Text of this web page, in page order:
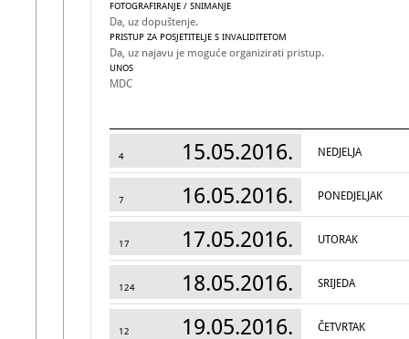
FOTOGRAFIRANJE / SNIMANJE
Da, uz dopuštenje.
PRISTUP ZA POSJETITELJE S INVALIDITETOM
Da, uz najavu je moguće organizirati pristup.
UNOS
MDC
4 15.05.2016. NEDJELJA
7 16.05.2016. PONEDJELJAK
17 17.05.2016. UTORAK
124 18.05.2016. SRIJEDA
12 19.05.2016. ČETVRTAK